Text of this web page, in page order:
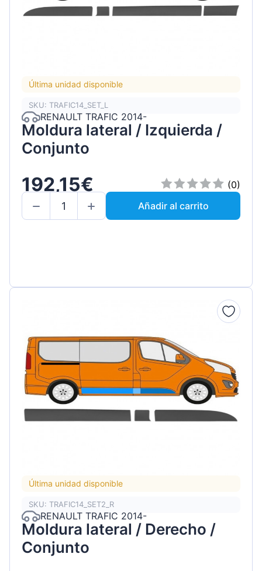
Última unidad disponible
SKU: TRAFIC14_SET_L
RENAULT TRAFIC 2014-
Moldura lateral / Izquierda /
Conjunto
192,15€
(0)
Añadir al carrito
Última unidad disponible
SKU: TRAFIC14_SET2_R
RENAULT TRAFIC 2014-
Moldura lateral / Derecho /
Conjunto